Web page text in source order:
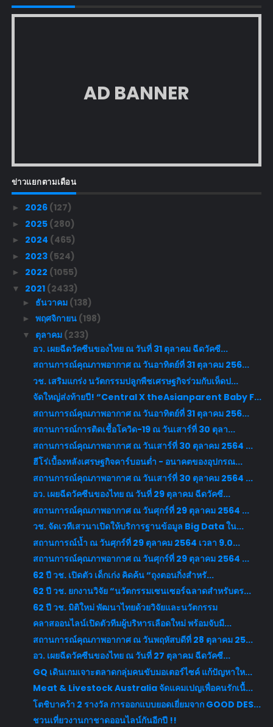
AD BANNER
ข่าวแยกตามเดือน
► 2026 (127)
► 2025 (280)
► 2024 (465)
► 2023 (524)
► 2022 (1055)
▼ 2021 (2433)
► ธันวาคม (138)
► พฤศจิกายน (198)
▼ ตุลาคม (233)
อว. เผยฉีดวัคซีนของไทย ณ วันที่ 31 ตุลาคม ฉีดวัคซี...
สถานการณ์คุณภาพอากาศ ณ วันอาทิตย์ที่ 31 ตุลาคม 256...
วช. เสริมแกร่ง นวัตกรรมปลูกพืชเศรษฐกิจร่วมกับเห็ดป...
จัดใหญ่ส่งท้ายปี! “Central X theAsianparent Baby F...
สถานการณ์คุณภาพอากาศ ณ วันอาทิตย์ที่ 31 ตุลาคม 256...
สถานการณ์การติดเชื้อโควิด-19 ณ วันเสาร์ที่ 30 ตุลา...
สถานการณ์คุณภาพอากาศ ณ วันเสาร์ที่ 30 ตุลาคม 2564 ...
ฮีโร่เบื้องหลังเศรษฐกิจคาร์บอนต่ำ - อนาคตของอุปกรณ...
สถานการณ์คุณภาพอากาศ ณ วันเสาร์ที่ 30 ตุลาคม 2564 ...
อว. เผยฉีดวัคซีนของไทย ณ วันที่ 29 ตุลาคม ฉีดวัคซี...
สถานการณ์คุณภาพอากาศ ณ วันศุกร์ที่ 29 ตุลาคม 2564 ...
วช. จัดเวทีเสวนาเปิดให้บริการฐานข้อมูล Big Data ใน...
สถานการณ์น้ำ ณ วันศุกร์ที่ 29 ตุลาคม 2564 เวลา 9.0...
สถานการณ์คุณภาพอากาศ ณ วันศุกร์ที่ 29 ตุลาคม 2564 ...
62 ปี วช. เปิดตัว เด็กเก่ง คิดค้น “ถุงตอนกิ่งสำหรั...
62 ปี วช. ยกงานวิจัย “นวัตกรรมเซนเซอร์ฉลาดสำหรับตร...
62 ปี วช. มิติใหม่ พัฒนาไทยด้วยวิจัยและนวัตกรรม
คลาสออนไลน์เปิดตัวทีมผู้บริหารเลือดใหม่ พร้อมจับมื...
สถานการณ์คุณภาพอากาศ ณ วันพฤหัสบดีที่ 28 ตุลาคม 25...
อว. เผยฉีดวัคซีนของไทย ณ วันที่ 27 ตุลาคม ฉีดวัคซี...
GQ เดินเกมเจาะตลาดกลุ่มคนขับมอเตอร์ไซค์ แก้ปัญหาให...
Meat & Livestock Australia จัดแคมเปญเพื่อคนรักเนื้...
โตชิบาคว้า 2 รางวัล การออกแบบยอดเยี่ยมจาก GOOD DES...
ชวนเที่ยวงานกาชาดออนไลน์กันอีกปี !!